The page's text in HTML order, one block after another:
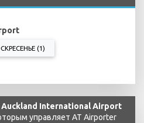
(1)
Auckland International Airport
управляет AT Airporter